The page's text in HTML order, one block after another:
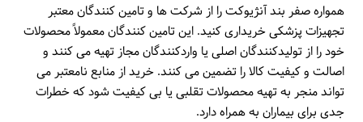
همواره صفر بند آنژیوکت را از شرکت ها و تامین کنندگان معتبر
تجهیزات پزشکی خریداری کنید. این تامین کنندگان معمولاً محصولات
خود را از تولیدکنندگان اصلی یا واردکنندگان مجاز تهیه می کنند و
اصالت و کیفیت کالا را تضمین می کنند. خرید از منابع نامعتبر می
تواند منجر به تهیه محصولات تقلبی یا بی کیفیت شود که خطرات
جدی برای بیماران به همراه دارد.